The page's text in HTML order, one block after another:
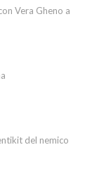
Vera Gheno a
del nemico